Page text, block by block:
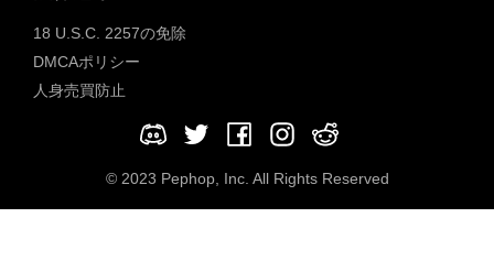
18 U.S.C. 2257の免除
DMCAポリシー
人身売買防止
© 2023 Pephop, Inc. All Rights Reserved